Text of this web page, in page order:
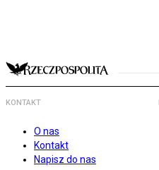
KONTAKT
O nas
Kontakt
Napisz do nas